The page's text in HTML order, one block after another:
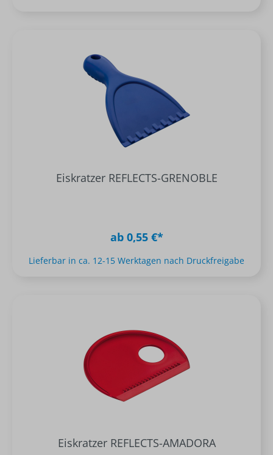
Eiskratzer REFLECTS-GRENOBLE
ab 0,55 €*
Lieferbar in ca. 12-15 Werktagen nach Druckfreigabe
Eiskratzer REFLECTS-AMADORA